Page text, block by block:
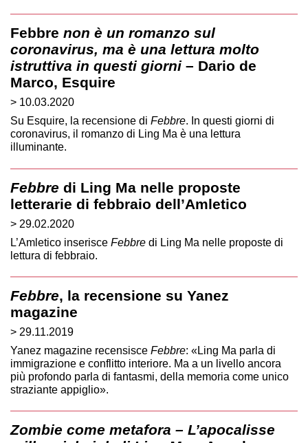
Febbre non è un romanzo sul
coronavirus, ma è una lettura molto
istruttiva in questi giorni – Dario de
Marco, Esquire
> 10.03.2020
Su Esquire, la recensione di Febbre. In questi giorni di
coronavirus, il romanzo di Ling Ma è una lettura
illuminante.
Febbre di Ling Ma nelle proposte
letterarie di febbraio dell’Amletico
> 29.02.2020
L’Amletico inserisce Febbre di Ling Ma nelle proposte di
lettura di febbraio.
Febbre, la recensione su Yanez
magazine
> 29.11.2019
Yanez magazine recensisce Febbre: «Ling Ma parla di
immigrazione e conflitto interiore. Ma a un livello ancora
più profondo parla di fantasmi, della memoria come unico
straziante appiglio».
Zombie come metafora – L’apocalisse